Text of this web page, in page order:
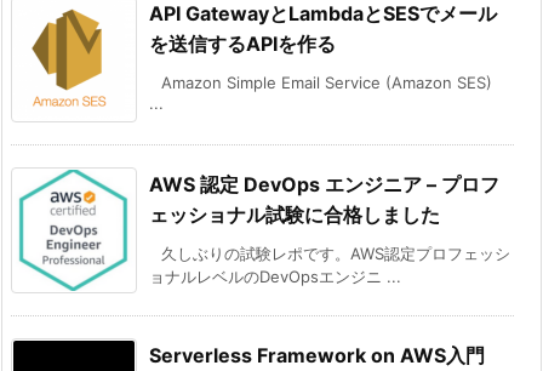
API GatewayとLambdaとSESでメール
を送信するAPIを作る
Amazon Simple Email Service (Amazon SES)
...
AWS 認定 DevOps エンジニア – プロフ
ェッショナル試験に合格しました
久しぶりの試験レポです。AWS認定プロフェッシ
ョナルレベルのDevOpsエンジニ ...
Serverless Framework on AWS入門